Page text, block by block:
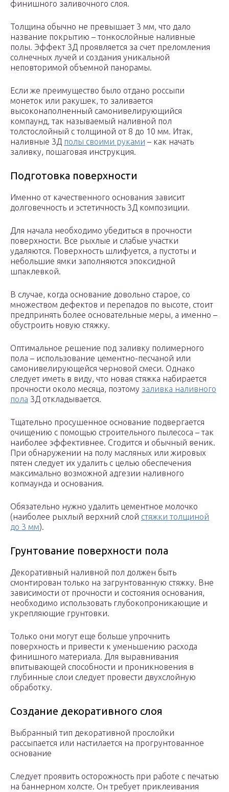
финишного заливочного слоя.
Толщина обычно не превышает 3 мм, что дало
название покрытию – тонкослойные наливные
полы. Эффект 3Д проявляется за счет преломления
солнечных лучей и создания уникальной
неповторимой объемной панорамы.
Если же преимущество было отдано россыпи
монеток или ракушек, то заливается
высоконаполненный самонивелирующийся
компаунд, так называемый наливной пол
толстослойный с толщиной от 8 до 10 мм. Итак,
наливные 3Д полы своими руками – как начать
заливку, пошаговая инструкция.
Подготовка поверхности
Именно от качественного основания зависит
долговечность и эстетичность 3Д композиции.
Для начала необходимо убедиться в прочности
поверхности. Все рыхлые и слабые участки
удаляются. Поверхность шлифуется, а пустоты и
небольшие ямки заполняются эпоксидной
шпаклевкой.
В случае, когда основание довольно старое, со
множеством дефектов и перепадов по высоте, стоит
предпринять более основательные меры, а именно –
обустроить новую стяжку.
Оптимальное решение под заливку полимерного
пола – использование цементно-песчаной или
самонивелирующейся черновой смеси. Однако
следует иметь в виду, что новая стяжка набирается
прочности около месяца, поэтому заливка наливного
пола 3Д откладывается.
Тщательно просушенное основание подвергается
очищению с помощью строительного пылесоса – так
наиболее эффективнее. Сгодится и обычный веник.
При обнаружении на полу масляных или жировых
пятен следует их удалить с целью обеспечения
максимально возможной адгезии наливного
копмаунда и основания.
Обязательно нужно удалить цементное молочко
(наиболее рыхлый верхний слой стяжки толщиной
до 3 мм).
Грунтование поверхности пола
Декоративный наливной пол должен быть
смонтирован только на загрунтованную стяжку. Вне
зависимости от прочности и состояния основания,
необходимо использовать глубокопроникающие и
укрепляющие грунтовки.
Только они могут еще больше упрочнить
поверхность и привести к уменьшению расхода
финишного материала. Для выравнивания
впитывающей способности и проникновения в
глубинные слои следует провести двухслойную
обработку.
Создание декоративного слоя
Выбранный тип декоративной прослойки
рассыпается или настилается на прогрунтованное
основание
Следует проявить осторожность при работе с печатью
на баннерном холсте. Он требует приклеивания